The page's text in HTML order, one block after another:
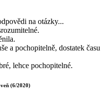
na otázky...
a pochopitelně, dostatek času
lehce pochopitelné.
(6/2020)